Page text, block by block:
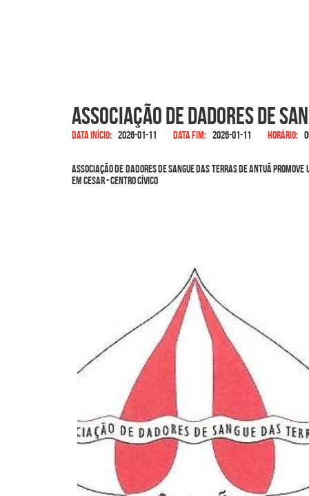
Associação de Dadores de
Data início: 2026-01-11 Data fim: 2026-01-11 Horário:
Associação de Dadores de Sangue das Terras de Antuã
em Cesar - Centro Cívico